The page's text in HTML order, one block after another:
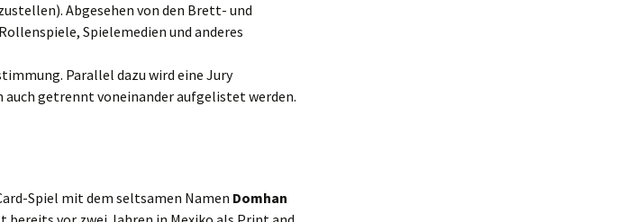
Abgesehen von den Brett- und
Spielemedien und anderes
Parallel dazu wird eine Jury
auch getrennt voneinander aufgelistet werden.
Spiel mit dem seltsamen Namen Domhan